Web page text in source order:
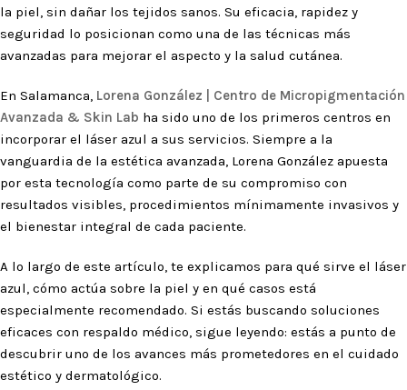
la piel, sin dañar los tejidos sanos. Su eficacia, rapidez y
seguridad lo posicionan como una de las técnicas más
avanzadas para mejorar el aspecto y la salud cutánea.
En Salamanca, Lorena González | Centro de Micropigmentación
Avanzada & Skin Lab ha sido uno de los primeros centros en
incorporar el láser azul a sus servicios. Siempre a la
vanguardia de la estética avanzada, Lorena González apuesta
por esta tecnología como parte de su compromiso con
resultados visibles, procedimientos mínimamente invasivos y
el bienestar integral de cada paciente.
A lo largo de este artículo, te explicamos para qué sirve el láser
azul, cómo actúa sobre la piel y en qué casos está
especialmente recomendado. Si estás buscando soluciones
eficaces con respaldo médico, sigue leyendo: estás a punto de
descubrir uno de los avances más prometedores en el cuidado
estético y dermatológico.